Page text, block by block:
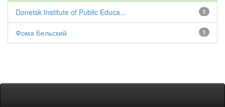
1
Donetsk Institute of Public Educa...
1
Фома Бельский